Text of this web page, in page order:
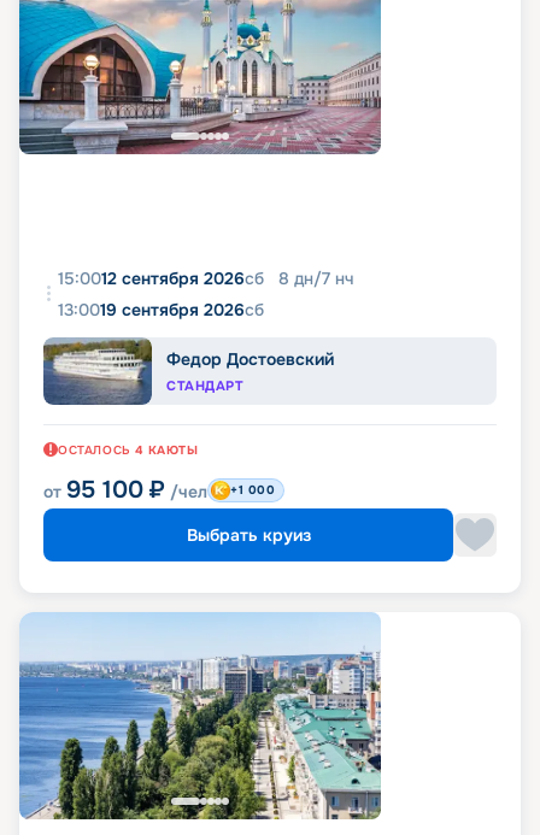
15:0012 сентября 2026сб 8 дн/7 нч
13:0019 сентября 2026сб
Федор Достоевский
СТАНДАРТ
ОСТАЛОСЬ 4 КАЮТЫ
от 95 100 ₽ /чел +1 000
Выбрать круиз